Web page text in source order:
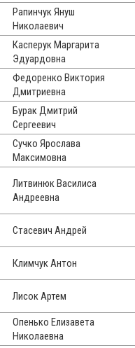
Рапинчук Януш
Николаевич
Касперук Маргарита
Эдуардовна
Федоренко Виктория
Дмитриевна
Бурак Дмитрий
Сергеевич
Сучко Ярослава
Максимовна
Литвинюк Василиса
Андреевна
Стасевич Андрей
Климчук Антон
Лисок Артем
Опенько Елизавета
Николаевна